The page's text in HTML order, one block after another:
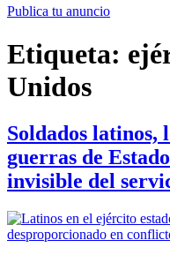
Publica tu anuncio
Etiqueta:
Unidos
Soldados
guerras de
invisible del